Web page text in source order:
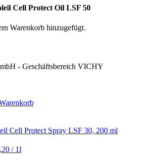
Cell Protect Oil LSF 50
Warenkorb hinzugefügt.
- Geschäftsbereich VICHY
Cell Protect Spray LSF 30, 200 ml
/ 1l